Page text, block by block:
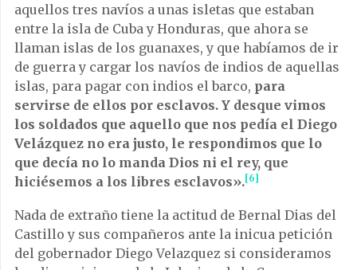
aquellos tres navíos a unas isletas que estaban
entre la isla de Cuba y Honduras, que ahora se
llaman islas de los guanaxes, y que habíamos de ir
de guerra y cargar los navíos de indios de aquellas
islas, para pagar con indios el barco, para
servirse de ellos por esclavos. Y desque vimos
los soldados que aquello que nos pedía el Diego
Velázquez no era justo, le respondimos que lo
que decía no lo manda Dios ni el rey, que
hiciésemos a los libres esclavos».[6]
Nada de extraño tiene la actitud de Bernal Dias del
Castillo y sus compañeros ante la inicua petición
del gobernador Diego Velazquez si consideramos